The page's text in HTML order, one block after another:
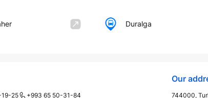
Duralga
19-25 +993 65 50-31-84
Our
744000,